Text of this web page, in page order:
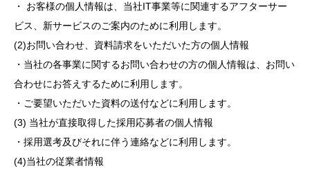
・ お客様の個人情報は、当社IT事業等に関連するアフターサー
ビス、新サービスのご案内のために利用します。
(2)お問い合わせ、資料請求をいただいた方の個人情報
・当社の各事業に関するお問い合わせの方の個人情報は、お問い
合わせにお答えするために利用します。
・ご要望いただいた資料の送付などに利用します。
(3) 当社が直接取得した採用応募者の個人情報
・採用選考及びそれに伴う連絡などに利用します。
(4)当社の従業者情報